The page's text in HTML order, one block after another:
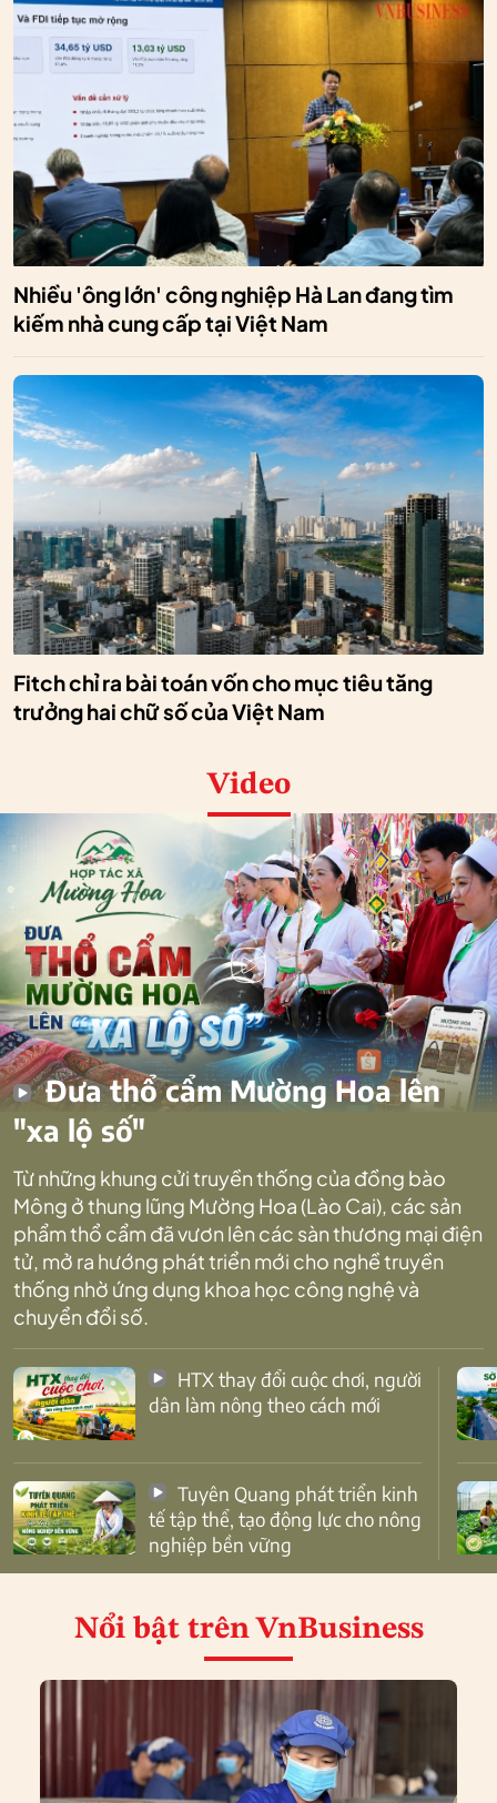
Nhiều 'ông lớn' công nghiệp Hà Lan đang tìm
kiếm nhà cung cấp tại Việt Nam
Fitch chỉ ra bài toán vốn cho mục tiêu tăng
trưởng hai chữ số của Việt Nam
Video
Đưa thổ cẩm Mường Hoa lên
"xa lộ số"
Từ những khung cửi truyền thống của đồng bào
Mông ở thung lũng Mường Hoa (Lào Cai), các sản
phẩm thổ cẩm đã vươn lên các sàn thương mại điện
tử, mở ra hướng phát triển mới cho nghề truyền
thống nhờ ứng dụng khoa học công nghệ và
chuyển đổi số.
dân làm nông theo cách mới
tế tập thể, tạo động lực cho nông
nghiệp bền vững
Nổi bật trên VnBusiness